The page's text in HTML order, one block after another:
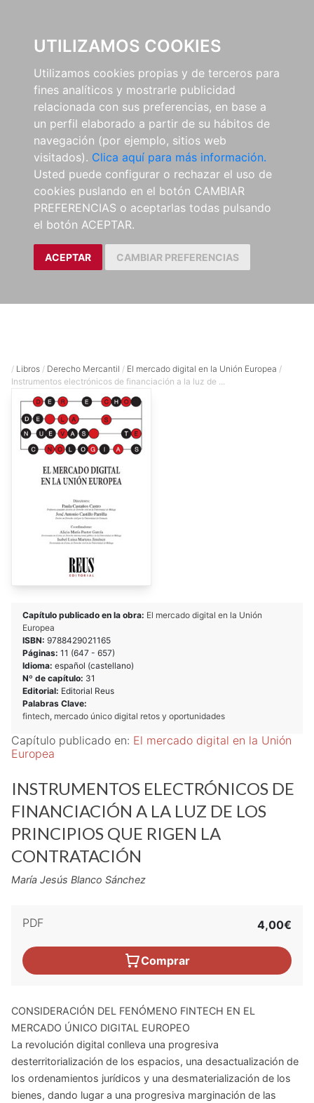
UTILIZAMOS COOKIES
Utilizamos cookies propias y de terceros para
fines analíticos y mostrarle publicidad
relacionada con sus preferencias, en base a
un perfil elaborado a partir de su hábitos de
navegación (por ejemplo, sitios web
visitados). Clica aquí para más información.
Usted puede configurar o rechazar el uso de
cookies puslando en el botón CAMBIAR
PREFERENCIAS o aceptarlas todas pulsando
el botón ACEPTAR.
ACEPTAR CAMBIAR PREFERENCIAS
/ Libros / Derecho Mercantil / El mercado digital en la Unión Europea /
Instrumentos electrónicos de financiación a la luz de ...
Capítulo publicado en la obra: El mercado digital en la Unión
Europea
ISBN: 9788429021165
Páginas: 11 (647 - 657)
Idioma: español (castellano)
Nº de capítulo: 31
Editorial: Editorial Reus
Palabras Clave:
fintech, mercado único digital retos y oportunidades
Capítulo publicado en: El mercado digital en la Unión
Europea
INSTRUMENTOS ELECTRÓNICOS DE
FINANCIACIÓN A LA LUZ DE LOS
PRINCIPIOS QUE RIGEN LA
CONTRATACIÓN
María Jesús Blanco Sánchez
PDF 4,00€
Comprar
CONSIDERACIÓN DEL FENÓMENO FINTECH EN EL
MERCADO ÚNICO DIGITAL EUROPEO
La revolución digital conlleva una progresiva
desterritorialización de los espacios, una desactualización de
los ordenamientos jurídicos y una desmaterialización de los
bienes, dando lugar a una progresiva marginación de las